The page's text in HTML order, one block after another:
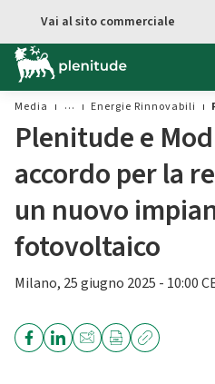
Vai al contenuto principale
Vai al sito commerciale
Media Energie Rinnovabili
Plenitude e
accordo per la
un nuovo
fotovoltaico
Milano, 25 giugno 2025 - 10:00